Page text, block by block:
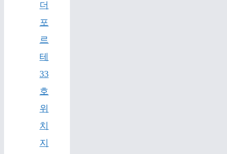
더
포
르
테
33
호
위
치
지